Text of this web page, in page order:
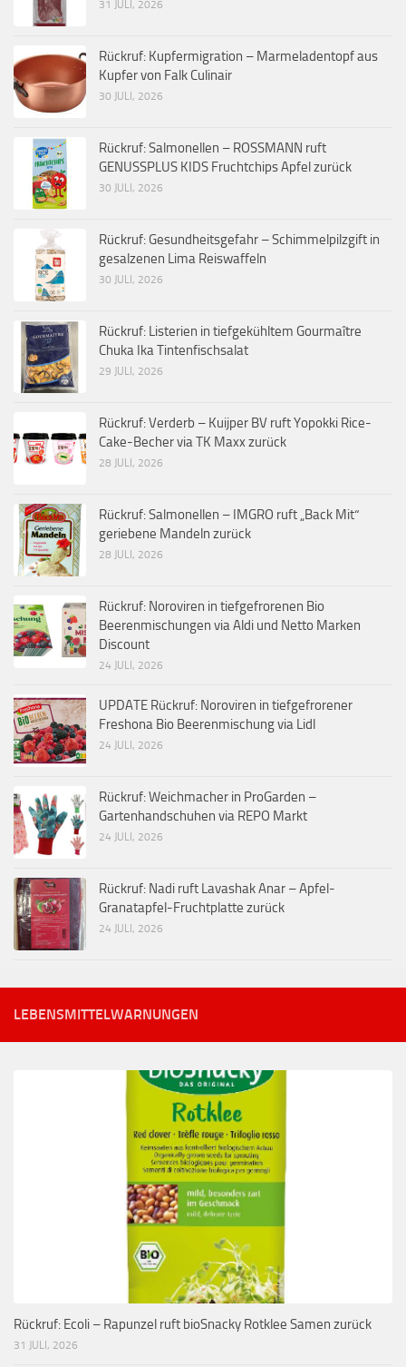
31 JULI, 2026
Rückruf: Kupfermigration – Marmeladentopf aus
Kupfer von Falk Culinair
30 JULI, 2026
Rückruf: Salmonellen – ROSSMANN ruft
GENUSSPLUS KIDS Fruchtchips Apfel zurück
30 JULI, 2026
Rückruf: Gesundheitsgefahr – Schimmelpilzgift in
gesalzenen Lima Reiswaffeln
30 JULI, 2026
Rückruf: Listerien in tiefgekühltem Gourmaître
Chuka Ika Tintenfischsalat
29 JULI, 2026
Rückruf: Verderb – Kuijper BV ruft Yopokki Rice-
Cake-Becher via TK Maxx zurück
28 JULI, 2026
Rückruf: Salmonellen – IMGRO ruft „Back Mit“
geriebene Mandeln zurück
28 JULI, 2026
Rückruf: Noroviren in tiefgefrorenen Bio
Beerenmischungen via Aldi und Netto Marken
Discount
24 JULI, 2026
UPDATE Rückruf: Noroviren in tiefgefrorener
Freshona Bio Beerenmischung via Lidl
24 JULI, 2026
Rückruf: Weichmacher in ProGarden –
Gartenhandschuhen via REPO Markt
24 JULI, 2026
Rückruf: Nadi ruft Lavashak Anar – Apfel-
Granatapfel-Fruchtplatte zurück
24 JULI, 2026
LEBENSMITTELWARNUNGEN
Rückruf: Ecoli – Rapunzel ruft bioSnacky Rotklee Samen zurück
31 JULI, 2026